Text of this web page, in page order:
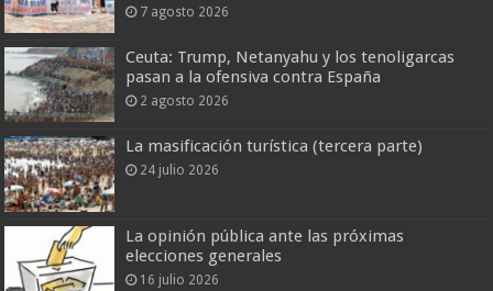
7 agosto 2026
Ceuta: Trump, Netanyahu y los tenoligarcas
pasan a la ofensiva contra España
2 agosto 2026
La masificación turística (tercera parte)
24 julio 2026
La opinión pública ante las próximas
elecciones generales
16 julio 2026